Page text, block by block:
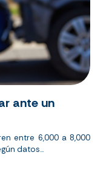
ante un
entre 6,000 a 8,000
datos...